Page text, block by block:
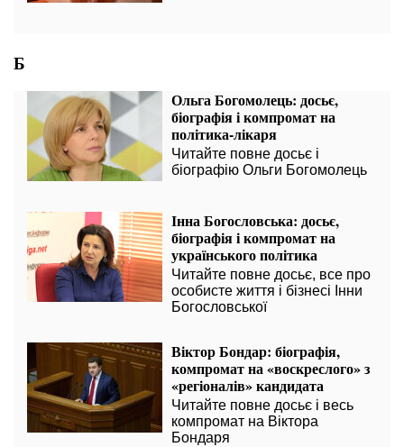
Б
Ольга Богомолець: досьє,
біографія і компромат на
політика-лікаря
Читайте повне досьє і
біографію Ольги Богомолець
Інна Богословська: досьє,
біографія і компромат на
українського політика
Читайте повне досьє, все про
особисте життя і бізнесі Інни
Богословської
Віктор Бондар: біографія,
компромат на «воскреслого» з
«регіоналів» кандидата
Читайте повне досьє і весь
компромат на Віктора
Бондаря